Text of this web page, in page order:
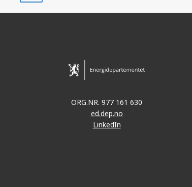
ORG.NR. 977 161 630
ed.dep.no
LinkedIn